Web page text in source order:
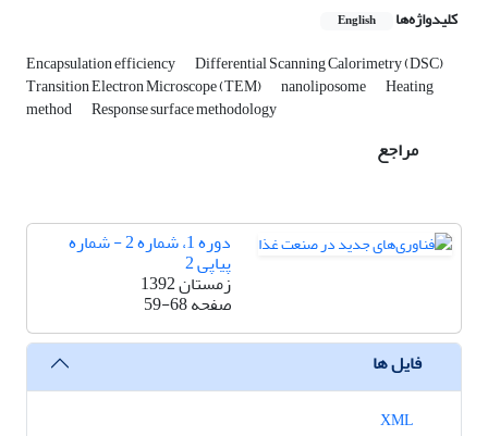
کلیدواژه‌ها English
Encapsulation efficiency Differential Scanning Calorimetry (DSC)
Transition Electron Microscope (TEM) nanoliposome Heating
method Response surface methodology
مراجع
دوره 1، شماره 2 - شماره
پیاپی 2
زمستان 1392
صفحه59-68
فایل ها